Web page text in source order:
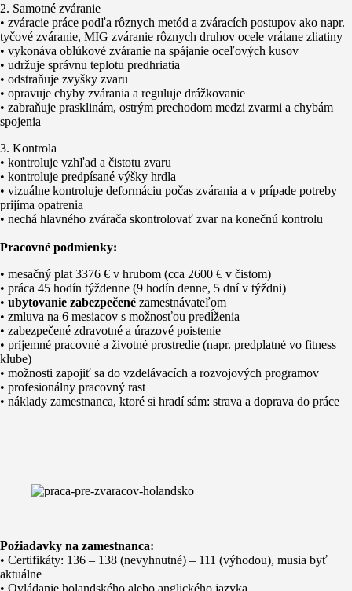
2. Samotné zváranie
• zváracie práce podľa rôznych metód a zváracích postupov ako napr.
tyčové zváranie, MIG zváranie rôznych druhov ocele vrátane zliatiny
• vykonáva oblúkové zváranie na spájanie oceľových kusov
• udržuje správnu teplotu predhriatia
• odstraňuje zvyšky zvaru
• opravuje chyby zvárania a reguluje drážkovanie
• zabraňuje prasklinám, ostrým prechodom medzi zvarmi a chybám
spojenia
3. Kontrola
• kontroluje vzhľad a čistotu zvaru
• kontroluje predpísané výšky hrdla
• vizuálne kontroluje deformáciu počas zvárania a v prípade potreby
prijíma opatrenia
• nechá hlavného zvárača skontrolovať zvar na konečnú kontrolu
Pracovné podmienky:
• mesačný plat 3376 € v hrubom (cca 2600 € v čistom)
• práca 45 hodín týždenne (9 hodín denne, 5 dní v týždni)
• ubytovanie zabezpečené zamestnávateľom
• zmluva na 6 mesiacov s možnosťou predĺženia
• zabezpečené zdravotné a úrazové poistenie
• príjemné pracovné a životné prostredie (napr. predplatné vo fitness
klube)
• možnosti zapojiť sa do vzdelávacích a rozvojových programov
• profesionálny pracovný rast
• náklady zamestnanca, ktoré si hradí sám: strava a doprava do práce
Požiadavky na zamestnanca:
• Certifikáty: 136 – 138 (nevyhnutné) – 111 (výhodou), musia byť
aktuálne
• Ovládanie holandského alebo anglického jazyka